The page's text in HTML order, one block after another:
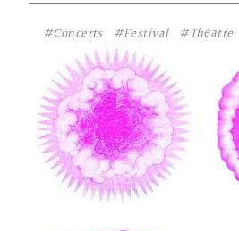
#Concerts
#Festival #Théâtre